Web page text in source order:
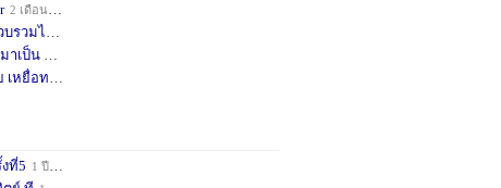
2 เดือน
รวมได้
าเป็น
เหยื่อท
ที่5 1 ปี